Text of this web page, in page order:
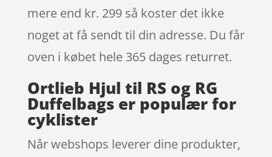
mere end kr. 299 så koster det ikke
noget at få sendt til din adresse. Du får
oven i købet hele 365 dages returret.
Ortlieb Hjul til RS og RG
Duffelbags er populær for
cyklister
Når webshops leverer dine produkter,